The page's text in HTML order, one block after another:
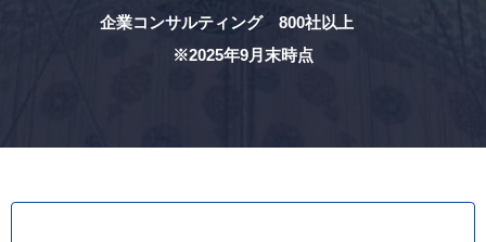
企業コンサルティング 800社以上
※2025年9月末時点